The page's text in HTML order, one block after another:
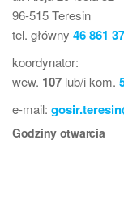
96-515 Teresin
tel. główny 46 861
koordynator:
wew. 107 lub/i kom.
e-mail:
Godziny otwarcia